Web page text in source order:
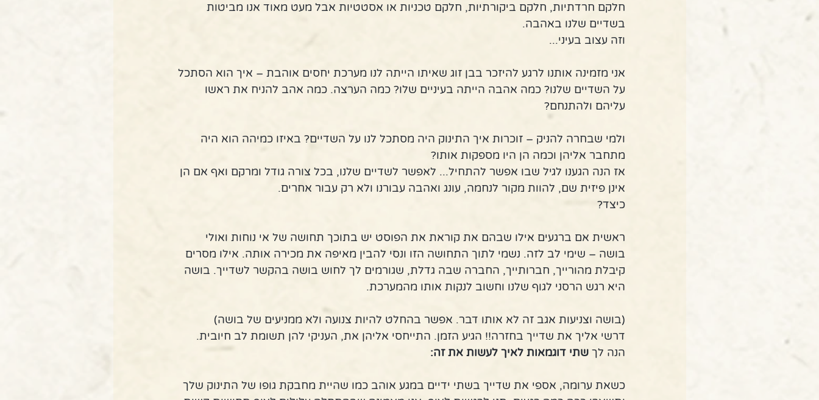
חלקם חרדתיות, חלקם ביקורתיות, חלקם טכניות או אסטטיות אבל מעט מאוד אנו מביטות
בשדיים שלנו באהבה.
וזה עצוב בעיני...
אני מזמינה אותנו לרגע להיזכר בבן זוג שאיתו הייתה לנו מערכת יחסים אוהבת – איך הוא הסתכל
על השדיים שלנו? כמה אהבה הייתה בעיניים שלו? כמה הערצה. כמה אהב להניח את ראשו
עליהם ולהתנחם?
ולמי שבחרה להניק – זוכרות איך התינוק היה מסתכל לנו על השדיים? באיזו כמיהה הוא היה
מתחבר אליהן וכמה הן היו מספקות אותו?
אז הנה הגענו לגיל שבו אפשר להתחיל... לאפשר לשדיים שלנו, בכל צורה גודל ומרקם ואף אם הן
אינן פיזית שם, להוות מקור לנחמה, עונג ואהבה עבורנו ולא רק עבור אחרים.
כיצד?
ראשית אם ברגעים אילו שבהם את קוראת את הפוסט יש בתוכך תחושה של אי נוחות ואולי
בושה – שימי לב לזה. נשמי לתוך התחושה הזו ונסי להבין מאיפה את מכירה אותה. אילו מסרים
קיבלת מהורייך, חברותייך, החברה שבה גדלת, שגורמים לך לחוש בושה בהקשר לשדייך. בושה
היא רגש הרסני לגוף שלנו וחשוב לנקות אותו מהמערכת.
(בושה וצניעות אגב זה לא אותו דבר. אפשר בהחלט להיות צנועה ולא ממניעים של בושה)
דרשי אליך את שדייך בחזרה!! הגיע הזמן. התייחסי אליהן את, העניקי להן תשומת לב חיובית.
הנה לך שתי דוגמאות לאיך לעשות את זה:
כשאת ערומה, אספי את שדייך בשתי ידיים במגע אוהב כמו שהיית מחבקת גופו של התינוק שלך